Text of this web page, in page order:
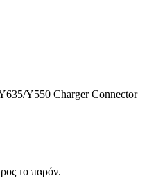
Y550 Charger Connector
το παρόν.